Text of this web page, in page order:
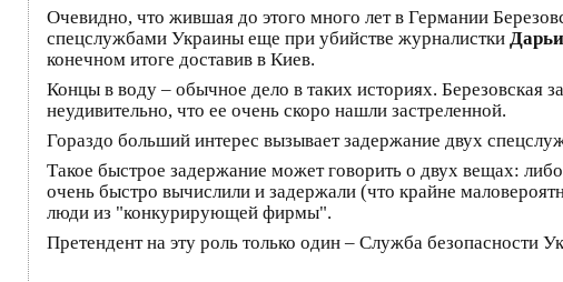
Очевидно, что жившая до этого много лет в Германии
спецслужбами Украины еще при убийстве журналистки
конечном итоге доставив в Киев.
Концы в воду – обычное дело в таких историях. Березовская
неудивительно, что ее очень скоро нашли застреленной.
Гораздо больший интерес вызывает задержание двух
Такое быстрое задержание может говорить о двух вещах:
очень быстро вычислили и задержали (что крайне
люди из "конкурирующей фирмы".
Претендент на эту роль только один – Служба безопасности